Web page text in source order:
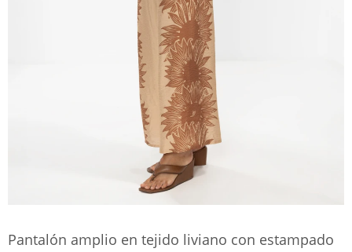
Pantalón amplio en tejido liviano con estampado